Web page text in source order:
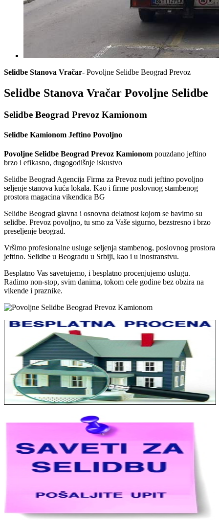
Selidbe Stanova Vračar- Povoljne Selidbe Beograd Prevoz
Selidbe Stanova Vračar Povoljne Selidbe
Selidbe Beograd Prevoz Kamionom
Selidbe Kamionom Jeftino Povoljno
Povoljne Selidbe Beograd Prevoz Kamionom pouzdano jeftino
brzo i efikasno, dugogodišnje iskustvo
Selidbe Beograd Agencija Firma za Prevoz nudi jeftino povoljno
seljenje stanova kuća lokala. Kao i firme poslovnog stambenog
prostora magacina vikendica BG
Selidbe Beograd glavna i osnovna delatnost kojom se bavimo su
selidbe. Prevoz povoljno, tu smo za Vaše sigurno, bezstresno i brzo
preseljenje beograd.
Vršimo profesionalne usluge seljenja stambenog, poslovnog prostora
jeftino. Selidbe u Beogradu u Srbiji, kao i u inostranstvu.
Besplatno Vas savetujemo, i besplatno procenjujemo uslugu.
Radimo non-stop, svim danima, tokom cele godine bez obzira na
vikende i praznike.
Jelena sa Čukarice: Mogu da pohvalim sve radnike u firmi jer su
stvarno profesionalni. Iselili su moje stvari veoma pažljivo